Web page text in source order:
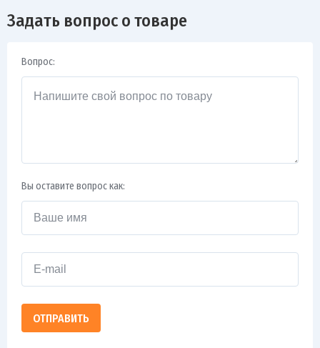
Задать вопрос о товаре
Вопрос:
Вы оставите вопрос как:
ОТПРАВИТЬ